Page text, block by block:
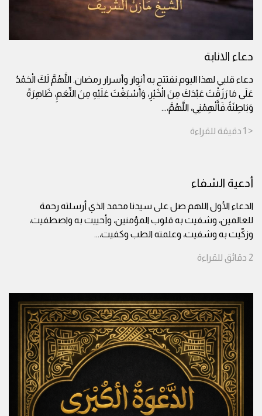
دعاء الانابة
دعاء قلبي لهذا اليوم.نفتتح به أنوار وأسرار رمضان. اللَّهُمَّ لَكَ الْحَمْدُ
عَلَى مَا رَزَقْتَ عَبْدَكَ مِنَ الْخَيْرِ، وَأَسْبَغْتَ عَلَيْهِ مِنَ النِّعَمِ، ظَاهِرَةً
وَبَاطِنَةً.فَأَلْهِمْنِي، اللَّهُمَّ،...
< 1 دقيقة للقراءة
أدعية الشفاء
الدعاء الأول اللهم صل على سيدنا محمد الذي أرسلته رحمة
للعالمين، وشفيت به قلوب المؤمنين، وأحييت به واصطفيت،
وزكّيت به وشفيت، وعلمته الطب وكفيت،...
2 دقائق للقراءة